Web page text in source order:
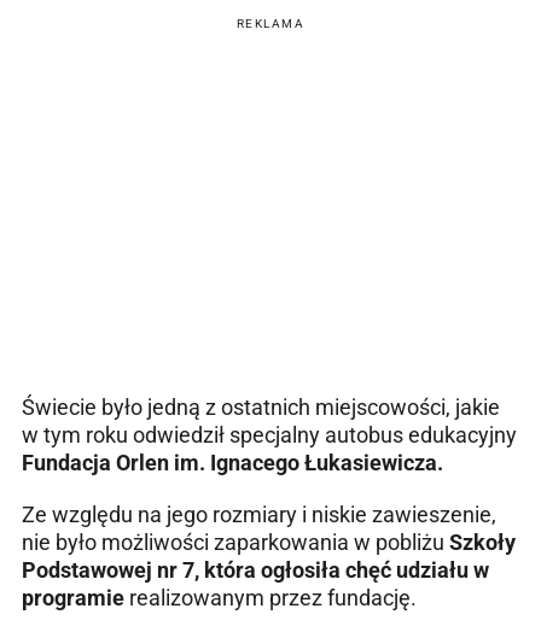
REKLAMA
Świecie było jedną z ostatnich miejscowości, jakie
w tym roku odwiedził specjalny autobus edukacyjny
Fundacja Orlen im. Ignacego Łukasiewicza.
Ze względu na jego rozmiary i niskie zawieszenie,
nie było możliwości zaparkowania w pobliżu Szkoły
Podstawowej nr 7, która ogłosiła chęć udziału w
programie realizowanym przez fundację.